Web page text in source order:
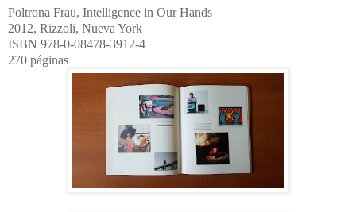
Poltrona Frau, Intelligence in Our Hands
2012, Rizzoli, Nueva York
ISBN 978-0-08478-3912-4
270 páginas